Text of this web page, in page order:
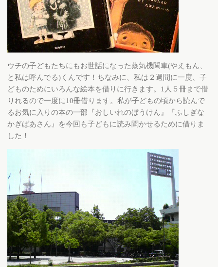
ウチの子どもたちにもお世話になった蒸気機関車(やえもん、
と私は呼んでる)くんです！ちなみに、私は２週間に一度、子
どものためにいろんな絵本を借りに行きます。1人５冊まで借
りれるので一度に10冊借ります。私が子どもの頃から読んで
るお気に入りの本の一部『おしいれのぼうけん』『ふしぎな
かぎばあさん』を今回も子どもに読み聞かせるために借りま
した！